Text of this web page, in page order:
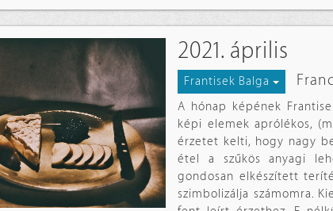
2021. április
Frantisek Balga
A hónap képének
képi elemek aprólékos,
érzetet kelti, hogy nagy
étel a szűkös anyagi
gondosan elkészített
szimbolizálja számomra.